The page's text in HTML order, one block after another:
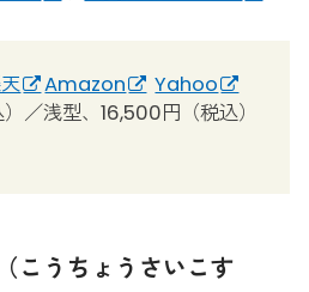
Amazon
Yahoo
／浅型、16,500円（税込）
こうちょうさいこす